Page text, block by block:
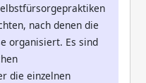
nach denen die
organisiert. Es sind
die einzelnen